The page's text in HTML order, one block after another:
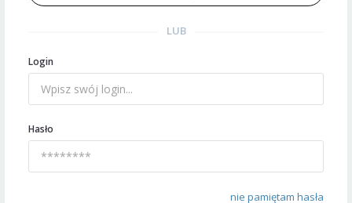
LUB
Login
Hasło
nie pamiętam hasła